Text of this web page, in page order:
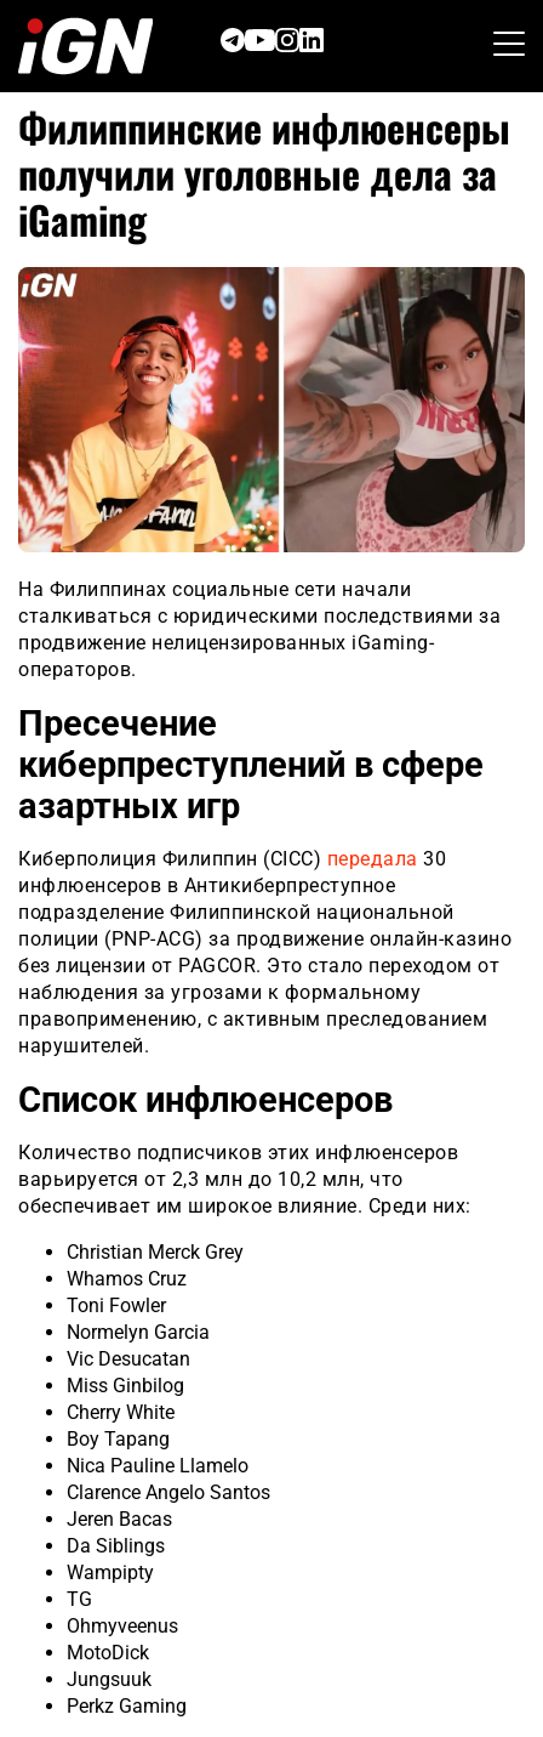
content
Филиппинские инфлюенсеры
получили уголовные дела за
iGaming
На Филиппинах социальные сети начали
сталкиваться с юридическими последствиями за
продвижение нелицензированных iGaming-
операторов.
Пресечение
киберпреступлений в сфере
азартных игр
Киберполиция Филиппин (CICC) передала 30
инфлюенсеров в Антикиберпреступное
подразделение Филиппинской национальной
полиции (PNP-ACG) за продвижение онлайн-казино
без лицензии от PAGCOR. Это стало переходом от
наблюдения за угрозами к формальному
правоприменению, с активным преследованием
нарушителей.
Список инфлюенсеров
Количество подписчиков этих инфлюенсеров
варьируется от 2,3 млн до 10,2 млн, что
обеспечивает им широкое влияние. Среди них:
Christian Merck Grey
Whamos Cruz
Toni Fowler
Normelyn Garcia
Vic Desucatan
Miss Ginbilog
Cherry White
Boy Tapang
Nica Pauline Llamelo
Clarence Angelo Santos
Jeren Bacas
Da Siblings
Wampipty
TG
Ohmyveenus
MotoDick
Jungsuuk
Perkz Gaming